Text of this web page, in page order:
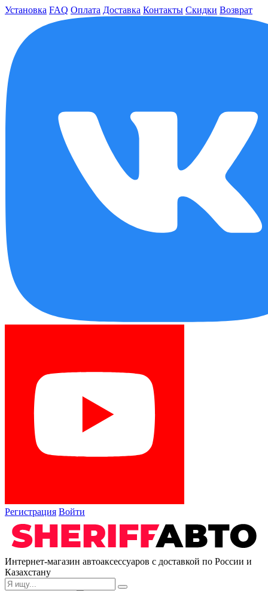
Установка FAQ Оплата Доставка Контакты Скидки Возврат
Регистрация Войти
Интернет-магазин автоаксессуаров с доставкой по России и
Казахстану